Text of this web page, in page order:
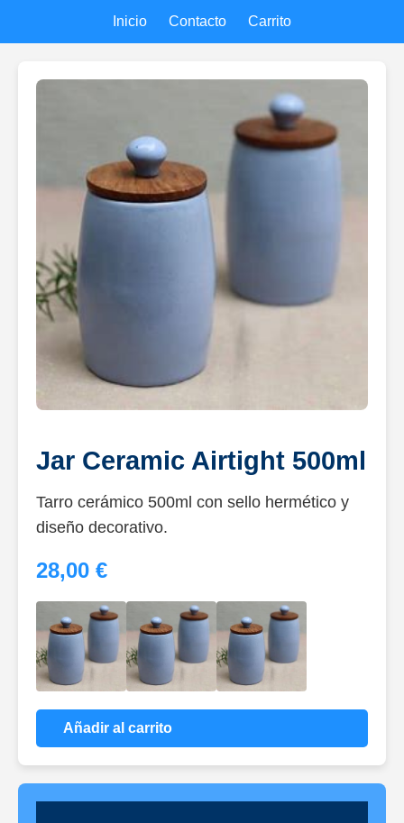
Inicio Contacto Carrito
Jar Ceramic Airtight 500ml
Tarro cerámico 500ml con sello hermético y
diseño decorativo.
28,00 €
Añadir al carrito